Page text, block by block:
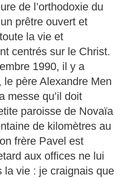
de l’orthodoxie du
prêtre ouvert et
la vie et
centrés sur le Christ.
1990, il y a
le père Alexandre Men
messe qu’il doit
paroisse de Novaïa
de kilomètres au
frère Pavel est
aux offices ne lui
la vie : je craignais que